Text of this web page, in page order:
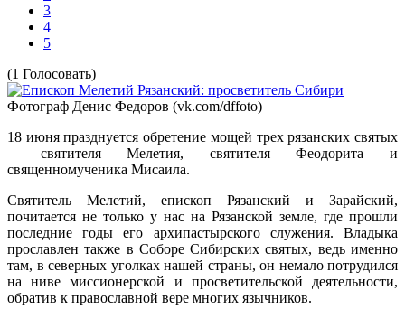
3
4
5
(1 Голосовать)
Фотограф Денис Федоров (vk.com/dffoto)
18 июня празднуется обретение мощей трех рязанских святых
– святителя Мелетия, святителя Феодорита и
священномученика Мисаила.
Святитель Мелетий, епископ Рязанский и Зарайский,
почитается не только у нас на Рязанской земле, где прошли
последние годы его архипастырского служения. Владыка
прославлен также в Соборе Сибирских святых, ведь именно
там, в северных уголках нашей страны, он немало потрудился
на ниве миссионерской и просветительской деятельности,
обратив к православной вере многих язычников.